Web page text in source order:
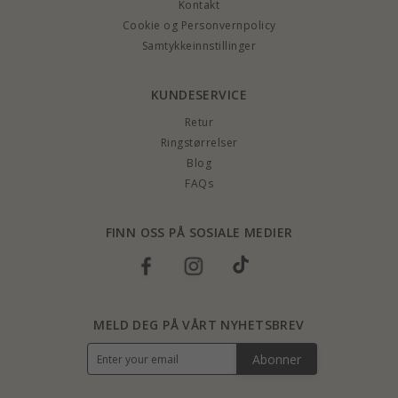
Kontakt
Cookie og Personvernpolicy
Samtykkeinnstillinger
KUNDESERVICE
Retur
Ringstørrelser
Blog
FAQs
FINN OSS PÅ SOSIALE MEDIER
MELD DEG PÅ VÅRT NYHETSBREV
Abonner